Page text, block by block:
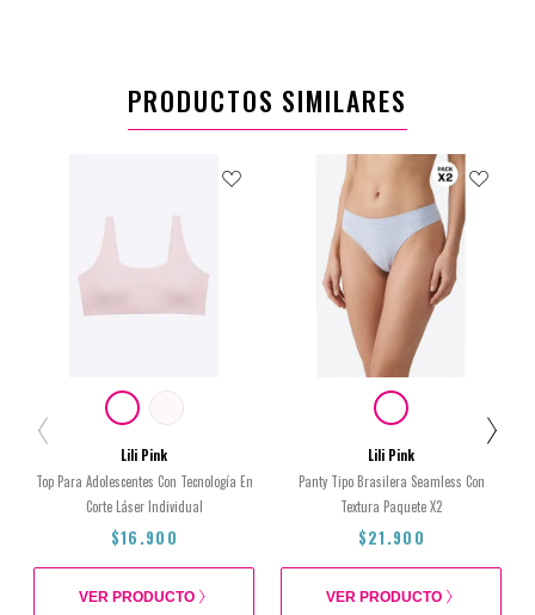
PRODUCTOS SIMILARES
Lili Pink
Top Para Adolescentes Con Tecnología En
Corte Láser Individual
$16.900
VER PRODUCTO
Lili Pink
Panty Tipo Brasilera Seamless Con
Textura Paquete X2
$21.900
VER PRODUCTO